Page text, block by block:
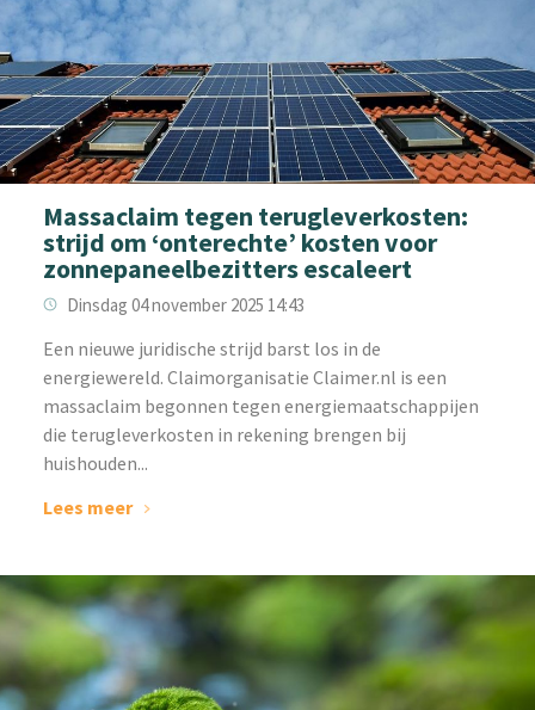
Massaclaim tegen terugleverkosten:
strijd om ‘onterechte’ kosten voor
zonnepaneelbezitters escaleert
Dinsdag 04 november 2025 14:43
Een nieuwe juridische strijd barst los in de
energiewereld. Claimorganisatie Claimer.nl is een
massaclaim begonnen tegen energiemaatschappijen
die terugleverkosten in rekening brengen bij
huishouden...
Lees meer